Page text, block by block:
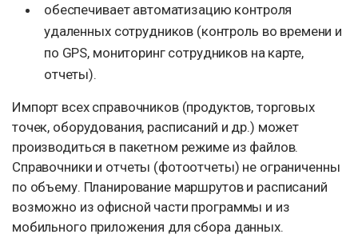
обеспечивает автоматизацию контроля
удаленных сотрудников (контроль во времени и
по GPS, мониторинг сотрудников на карте,
отчеты).
Импорт всех справочников (продуктов, торговых
точек, оборудования, расписаний и др.) может
производиться в пакетном режиме из файлов.
Справочники и отчеты (фотоотчеты) не ограниченны
по объему. Планирование маршрутов и расписаний
возможно из офисной части программы и из
мобильного приложения для сбора данных.